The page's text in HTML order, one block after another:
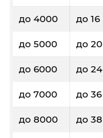
до 4000 до 16
до 5000 до 20
до 6000 до 24
до 7000 до 36
до 8000 до 38